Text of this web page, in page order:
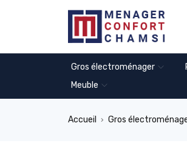
Gros électroménager
Meuble
Accueil › Gros